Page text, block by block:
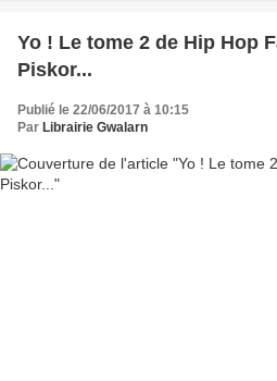
Yo ! Le tome 2 de Hip Hop
Piskor...
Publié le 22/06/2017 à 10:15
Par Librairie Gwalarn